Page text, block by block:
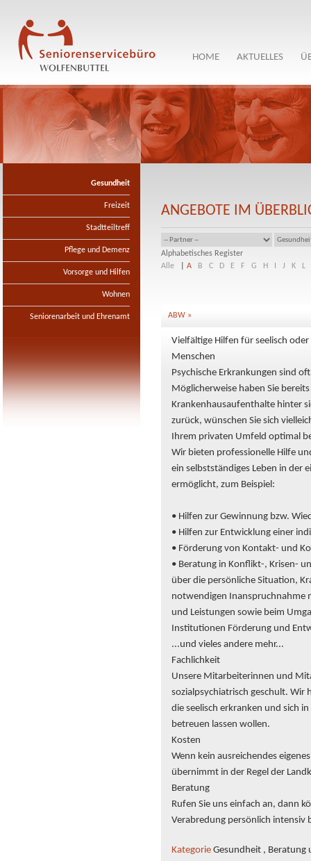
HOME AKTUELLES
Gesundheit
Freizeit
Stadtteiltreff
Pflege und Demenz
Vorsorge und Hilfen
Wohnen
Seniorenarbeit und Ehrenamt
ANGEBOTE IM
Alphabetisches Register
Alle
A B C D E F G H J K L
ABW »
Vielfältige Hilfen für seelisch
Menschen
Psychische Erkrankungen sind
Möglicherweise haben Sie
Krankenhausaufenthalte hinter
zurück, wünschen Sie sich
Ihrem privaten Umfeld optimal
Wir bieten professionelle Hilfe
ein selbstständiges Leben in der
ermöglicht, zum Beispiel:
• Hilfen zur Gewinnung bzw.
• Hilfen zur Entwicklung einer
• Förderung von Kontakt- und
• Beratung in Konflikt-, Krisen-
über die persönliche Situation,
notwendigen Inanspruchnahme
und Leistungen sowie beim
Institutionen Förderung und
...und vieles andere mehr...
Fachlichkeit
Unsere Mitarbeiterinnen und
sozialpsychiatrisch geschult. Wir
die seelisch erkranken und sich
betreuen lassen wollen.
Kosten
Wenn kein ausreichendes
übernimmt in der Regel der
Beratung
Rufen Sie uns einfach an, dann
Verabredung persönlich intensiv
KategorieGesundheit , Beratung